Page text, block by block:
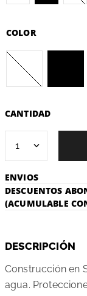
COLOR
CANTIDAD
1
ENVIOS
DESCUENTOS
(ACUMULABLE
Construcción en
agua.